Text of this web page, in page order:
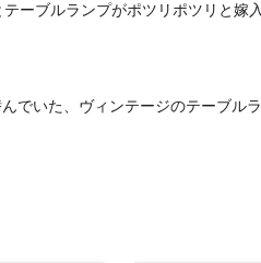
ーブルランプがポツリポツリと嫁入
でいた、 ヴィンテージのテーブル